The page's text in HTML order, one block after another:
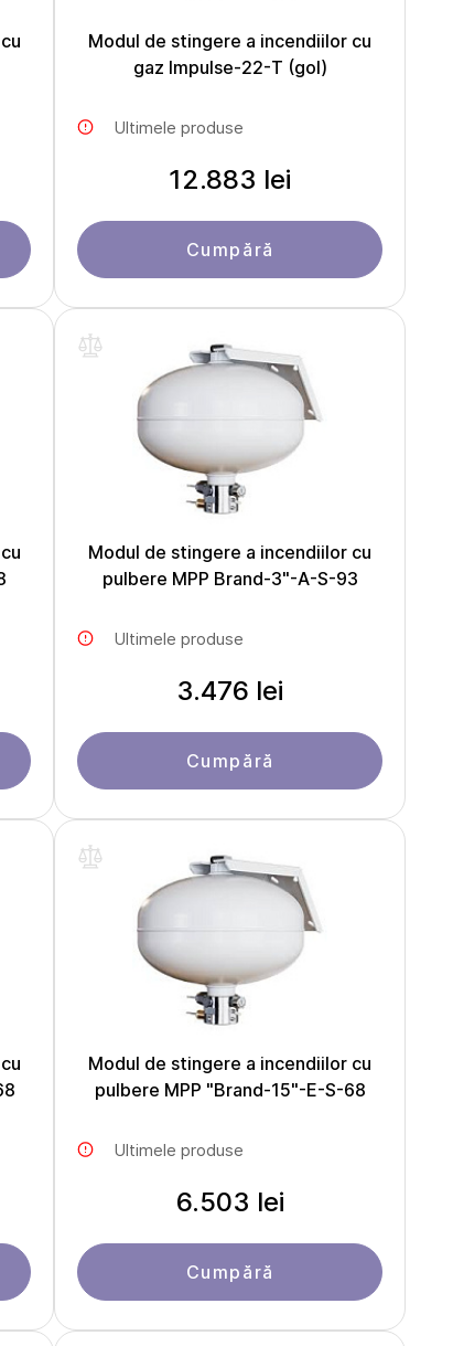
Modul de stingere a incendiilor cu
gaz Impulse-22-Т (gol)
Ultimele produse
12.883 lei
Cumpără
Modul de stingere a incendiilor cu
pulbere MPP Brand-3"-A-S-93
Ultimele produse
3.476 lei
Cumpără
Modul de stingere a incendiilor cu
pulbere MPP "Brand-15"-E-S-68
Ultimele produse
6.503 lei
Cumpără